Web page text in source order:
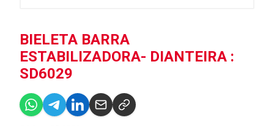
BIELETA BARRA
ESTABILIZADORA- DIANTEIRA :
SD6029